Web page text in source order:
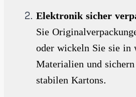
Elektronik sicher
Sie
oder wickeln Sie sie in
Materialien und
stabilen Kartons.